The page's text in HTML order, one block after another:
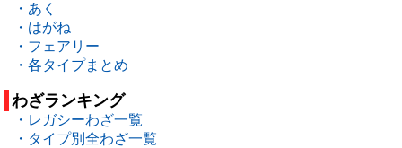
・あく
・はがね
・フェアリー
・各タイプまとめ
わざランキング
・レガシーわざ一覧
・タイプ別全わざ一覧